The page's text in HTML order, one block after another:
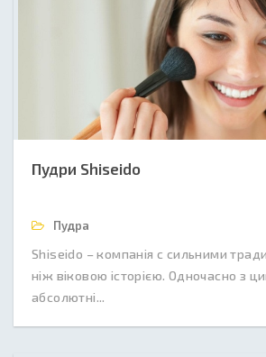
Пудри Shiseido
Пудра
Shiseido – компанія c сильними
ніж віковою історією. Одночасно з
абсолютні...